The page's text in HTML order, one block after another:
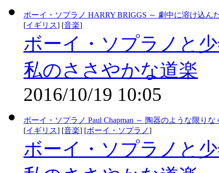
ボーイ・ソプラノ HARRY BRIGGS ～ 劇中に溶け込ん
[イギリス] [音楽]
ボーイ・ソプラノと
私のささやかな道楽
2016/10/19 10:05
ボーイ・ソプラノ Paul Chapman ～ 陶器のような限り
[イギリス] [音楽] [ボーイ・ソプラノ]
ボーイ・ソプラノと